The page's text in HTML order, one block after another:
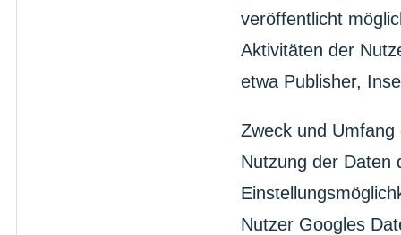
veröffentlicht
Aktivitäten der
etwa Publisher,
Zweck und
Nutzung der Daten
Nutzer Googles